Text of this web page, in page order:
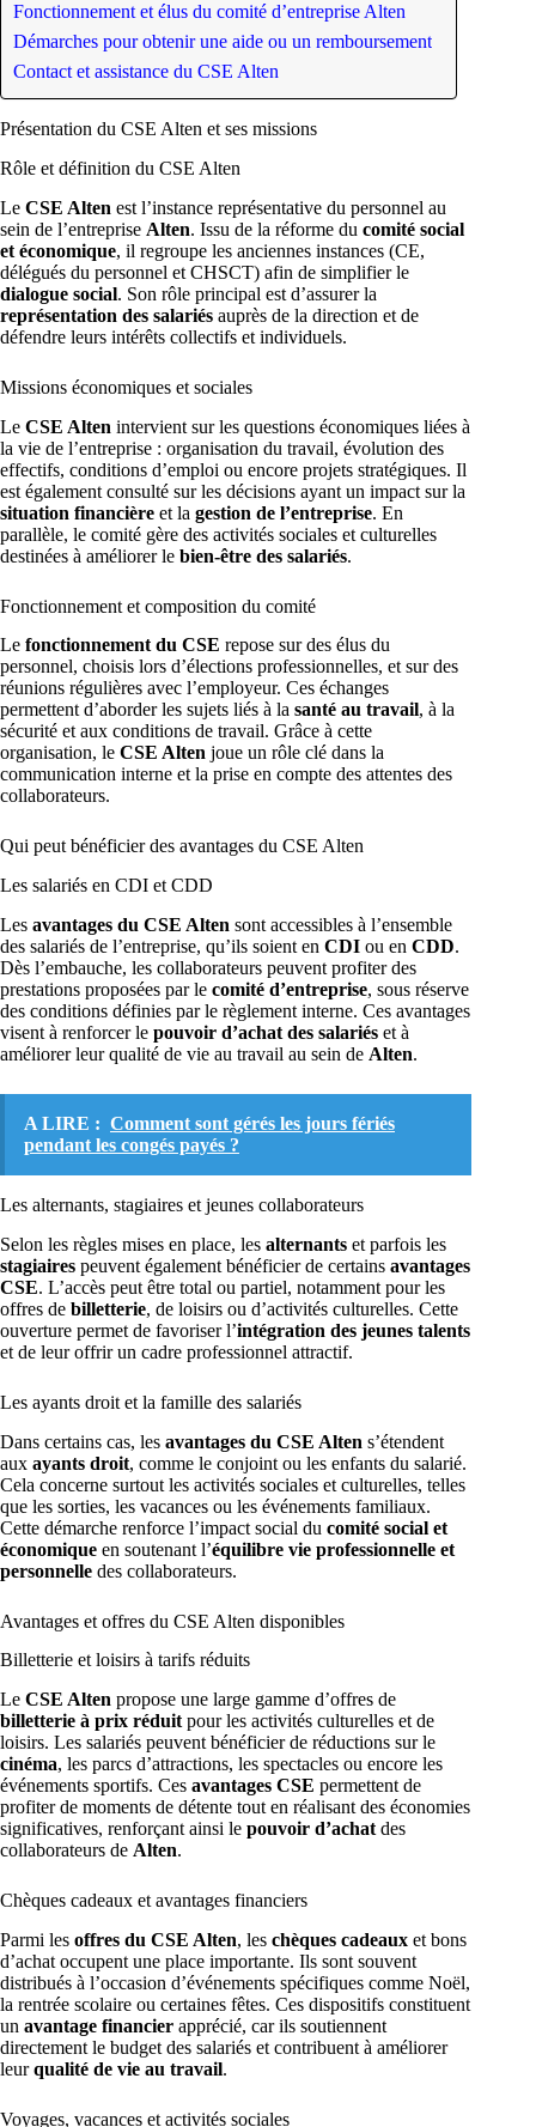
Fonctionnement et élus du comité d’entreprise Alten
Démarches pour obtenir une aide ou un remboursement
Contact et assistance du CSE Alten
Présentation du CSE Alten et ses missions
Rôle et définition du CSE Alten
Le CSE Alten est l’instance représentative du personnel au
sein de l’entreprise Alten. Issu de la réforme du comité social
et économique, il regroupe les anciennes instances (CE,
délégués du personnel et CHSCT) afin de simplifier le
dialogue social. Son rôle principal est d’assurer la
représentation des salariés auprès de la direction et de
défendre leurs intérêts collectifs et individuels.
Missions économiques et sociales
Le CSE Alten intervient sur les questions économiques liées à
la vie de l’entreprise : organisation du travail, évolution des
effectifs, conditions d’emploi ou encore projets stratégiques. Il
est également consulté sur les décisions ayant un impact sur la
situation financière et la gestion de l’entreprise. En
parallèle, le comité gère des activités sociales et culturelles
destinées à améliorer le bien-être des salariés.
Fonctionnement et composition du comité
Le fonctionnement du CSE repose sur des élus du
personnel, choisis lors d’élections professionnelles, et sur des
réunions régulières avec l’employeur. Ces échanges
permettent d’aborder les sujets liés à la santé au travail, à la
sécurité et aux conditions de travail. Grâce à cette
organisation, le CSE Alten joue un rôle clé dans la
communication interne et la prise en compte des attentes des
collaborateurs.
Qui peut bénéficier des avantages du CSE Alten
Les salariés en CDI et CDD
Les avantages du CSE Alten sont accessibles à l’ensemble
des salariés de l’entreprise, qu’ils soient en CDI ou en CDD.
Dès l’embauche, les collaborateurs peuvent profiter des
prestations proposées par le comité d’entreprise, sous réserve
des conditions définies par le règlement interne. Ces avantages
visent à renforcer le pouvoir d’achat des salariés et à
améliorer leur qualité de vie au travail au sein de Alten.
A LIRE : Comment sont gérés les jours fériés
pendant les congés payés ?
Les alternants, stagiaires et jeunes collaborateurs
Selon les règles mises en place, les alternants et parfois les
stagiaires peuvent également bénéficier de certains avantages
CSE. L’accès peut être total ou partiel, notamment pour les
offres de billetterie, de loisirs ou d’activités culturelles. Cette
ouverture permet de favoriser l’intégration des jeunes talents
et de leur offrir un cadre professionnel attractif.
Les ayants droit et la famille des salariés
Dans certains cas, les avantages du CSE Alten s’étendent
aux ayants droit, comme le conjoint ou les enfants du salarié.
Cela concerne surtout les activités sociales et culturelles, telles
que les sorties, les vacances ou les événements familiaux.
Cette démarche renforce l’impact social du comité social et
économique en soutenant l’équilibre vie professionnelle et
personnelle des collaborateurs.
Avantages et offres du CSE Alten disponibles
Billetterie et loisirs à tarifs réduits
Le CSE Alten propose une large gamme d’offres de
billetterie à prix réduit pour les activités culturelles et de
loisirs. Les salariés peuvent bénéficier de réductions sur le
cinéma, les parcs d’attractions, les spectacles ou encore les
événements sportifs. Ces avantages CSE permettent de
profiter de moments de détente tout en réalisant des économies
significatives, renforçant ainsi le pouvoir d’achat des
collaborateurs de Alten.
Chèques cadeaux et avantages financiers
Parmi les offres du CSE Alten, les chèques cadeaux et bons
d’achat occupent une place importante. Ils sont souvent
distribués à l’occasion d’événements spécifiques comme Noël,
la rentrée scolaire ou certaines fêtes. Ces dispositifs constituent
un avantage financier apprécié, car ils soutiennent
directement le budget des salariés et contribuent à améliorer
leurqualité de vie au travail.
Voyages, vacances et activités sociales